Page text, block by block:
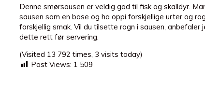
Denne smørsausen er veldig god til fisk og skalldyr.
sausen som en base og ha oppi forskjellige urter og
forskjellig smak. Vil du tilsette rogn i sausen, anbefaler
dette rett før servering.
(Visited 13 792 times, 3 visits today)
Post Views: 1 509